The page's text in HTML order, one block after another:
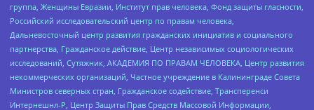
группа, Женщины Евразии, Институт прав человека, Фонд защиты гласности,
Российский исследовательский центр по правам человека,
Дальневосточный центр развития гражданских инициатив и социального
партнерства, Гражданское действие, Центр независимых социологических
исследований, Сутяжник, АКАДЕМИЯ ПО ПРАВАМ ЧЕЛОВЕКА, Центр развития
некоммерческих организаций, Частное учреждение в Калининграде Совета
Министров северных стран, Гражданское содействие, Трансперенси
Интернешнл-Р, Центр Защиты Прав Средств Массовой Информации,